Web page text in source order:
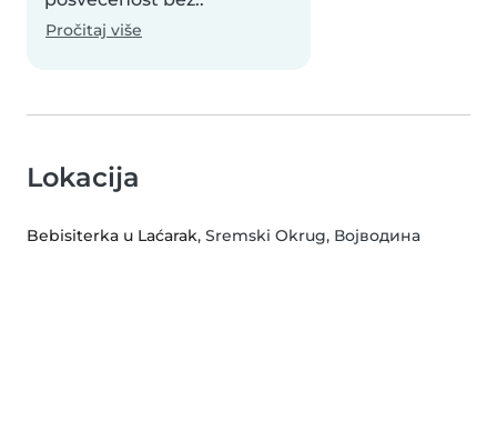
Pročitaj više
Lokacija
Bebisiterka u Laćarak, Sremski Okrug, Војводина